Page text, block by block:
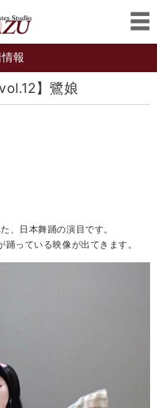
報
】鷺娘
た、日本舞踊の演目です。
っている映像が出てきます。